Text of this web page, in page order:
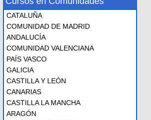
CATALUÑA
COMUNIDAD DE MADRID
ANDALUCÍA
COMUNIDAD VALENCIANA
PAÍS VASCO
GALICIA
CASTILLA Y LEÓN
CANARIAS
CASTILLA LA MANCHA
ARAGÓN